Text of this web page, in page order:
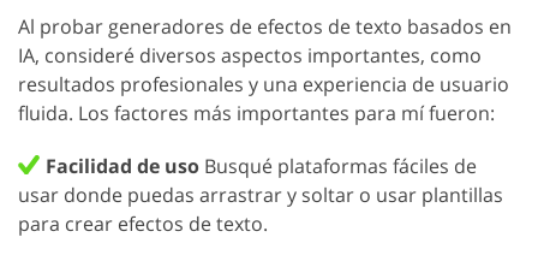
Al probar generadores de efectos de texto basados en
IA, consideré diversos aspectos importantes, como
resultados profesionales y una experiencia de usuario
fluida. Los factores más importantes para mí fueron:
Facilidad de uso Busqué plataformas fáciles de
usar donde puedas arrastrar y soltar o usar plantillas
para crear efectos de texto.